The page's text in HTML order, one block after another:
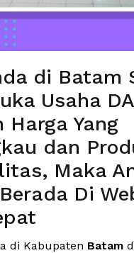
di Batam
Usaha
Harga Yang
dan
Maka
Di
di Kabupaten Batam